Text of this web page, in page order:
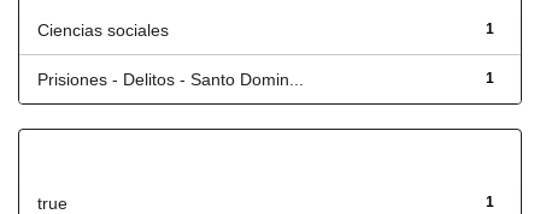
1
Ciencias sociales
1
Prisiones - Delitos - Santo Domin...
1
true